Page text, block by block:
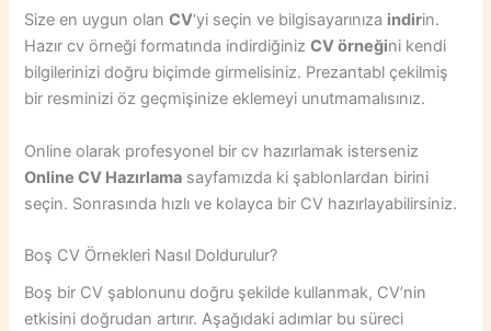
Size en uygun olanCV‘yi seçin ve bilgisayarınıza indirin.
Hazır cv örneğiformatında indirdiğinizCV örneğini kendi
bilgilerinizi doğru biçimde girmelisiniz. Prezantabl çekilmiş
bir resminizi öz geçmişinize eklemeyi unutmamalısınız.
Online olarak profesyonel bir cv hazırlamak isterseniz
Online CV Hazırlama sayfamızda ki şablonlardan birini
seçin. Sonrasında hızlı ve kolayca bir CV hazırlayabilirsiniz.
Boş CV Örnekleri Nasıl Doldurulur?
Boş bir CV şablonunu doğru şekilde kullanmak, CV’nin
etkisini doğrudan artırır. Aşağıdaki adımlar bu süreci